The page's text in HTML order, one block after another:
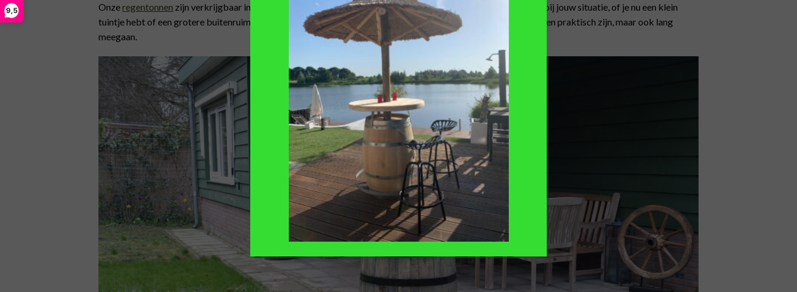
9,5 Onzeregentonnen zijn verkrijgbaar in verschillende formaten en stijlen, zodat er altijd een oplossing is die past bij jouw situatie, of je nu een klein
tuintje hebt of een grotere buitenruimte. Bovendien zijn ze gemaakt van duurzame materialen, zodat ze niet alleen praktisch zijn, maar ook lang
meegaan.